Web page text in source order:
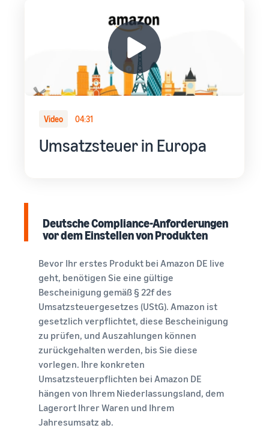
Video 04:31
Umsatzsteuer in Europa
Deutsche Compliance-Anforderungen
vor dem Einstellen von Produkten
Bevor Ihr erstes Produkt bei Amazon DE live
geht, benötigen Sie eine gültige
Bescheinigung gemäß § 22f des
Umsatzsteuergesetzes (UStG). Amazon ist
gesetzlich verpflichtet, diese Bescheinigung
zu prüfen, und Auszahlungen können
zurückgehalten werden, bis Sie diese
vorlegen. Ihre konkreten
Umsatzsteuerpflichten bei Amazon DE
hängen von Ihrem Niederlassungsland, dem
Lagerort Ihrer Waren und Ihrem
Jahresumsatz ab.